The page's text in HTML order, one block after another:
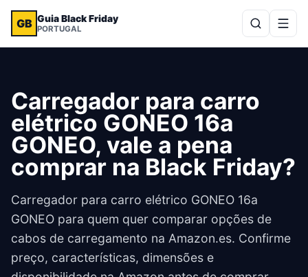
GB Guia Black Friday
PORTUGAL
Carregador para carro
elétrico GONEO 16a
GONEO, vale a pena
comprar na Black Friday?
Carregador para carro elétrico GONEO 16a
GONEO para quem quer comparar opções de
cabos de carregamento na Amazon.es. Confirme
preço, características, dimensões e